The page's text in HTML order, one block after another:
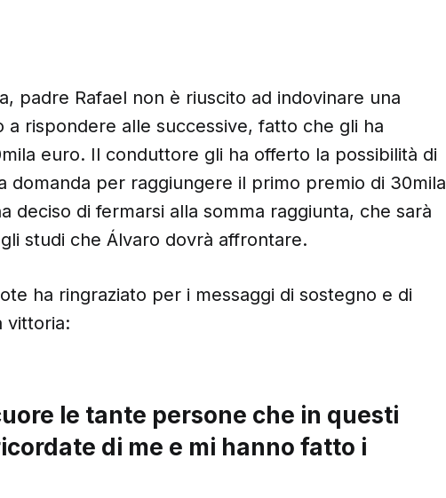
padre Rafael non è riuscito ad indovinare una
a rispondere alle successive, fatto che gli ha
euro. Il conduttore gli ha offerto la possibilità di
domanda per raggiungere il primo premio di 30mila
deciso di fermarsi alla somma raggiunta, che sarà
studi che Álvaro dovrà affrontare.
ha ringraziato per i messaggi di sostegno e di
vittoria:
le tante persone che in questi
di me e mi hanno fatto i